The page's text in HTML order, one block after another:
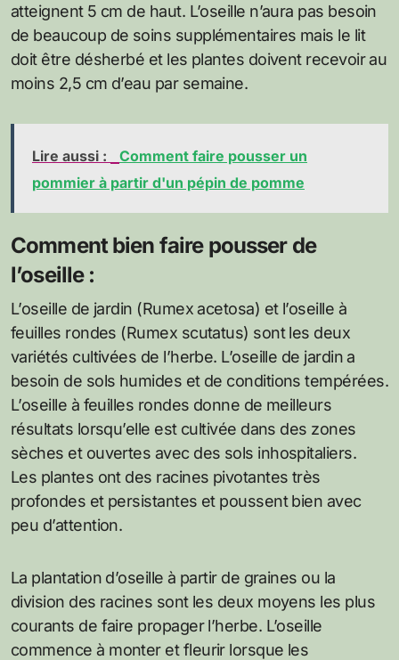
atteignent 5 cm de haut. L’oseille n’aura pas besoin
de beaucoup de soins supplémentaires mais le lit
doit être désherbé et les plantes doivent recevoir au
moins 2,5 cm d’eau par semaine.
Lire aussi :
Comment faire pousser un
pommier à partir d'un pépin de pomme
Comment bien faire pousser de
l’oseille :
L’oseille de jardin (Rumex acetosa) et l’oseille à
feuilles rondes (Rumex scutatus) sont les deux
variétés cultivées de l’herbe. L’oseille de jardin a
besoin de sols humides et de conditions tempérées.
L’oseille à feuilles rondes donne de meilleurs
résultats lorsqu’elle est cultivée dans des zones
sèches et ouvertes avec des sols inhospitaliers.
Les plantes ont des racines pivotantes très
profondes et persistantes et poussent bien avec
peu d’attention.
La plantation d’oseille à partir de graines ou la
division des racines sont les deux moyens les plus
courants de faire propager l’herbe. L’oseille
commence à monter et fleurir lorsque les